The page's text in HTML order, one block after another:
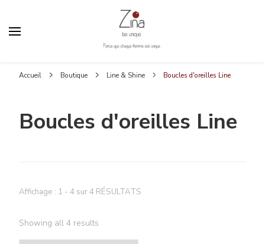
Accueil Boutique Line & Shine Boucles d'oreilles Line
Boucles d'oreilles Line
Affichage : 1 - 4 sur 4 RÉSULTATS
Showing all 4 results